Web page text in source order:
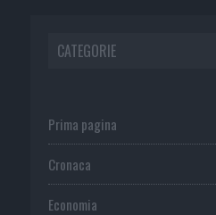
CATEGORIE
Prima pagina
Cronaca
Economia